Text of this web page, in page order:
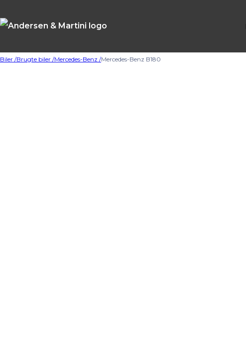
Biler /Brugte biler /Mercedes-Benz /Mercedes-Benz B180